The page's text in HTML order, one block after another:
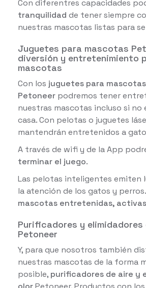
Con diferentres capacidades
tranquilidad de tener siempre
nuestras mascotas listas para
Juguetes para mascotas
diversión y entretenimiento
mascotas
Con los juguetes para
Petoneer podremos tener
nuestras mascotas incluso si no
casa. Con pelotas o juguetes
mantendrán entretenidos a
A través de wifi y de la App
terminar el juego.
Las pelotas inteligentes emiten
la atención de los gatos y
mascotas entretenidas,
Purificadores y elimidadores
Petoneer
Y, para que nosotros también
nuestras mascotas de la forma
posible, purificadores de aire y